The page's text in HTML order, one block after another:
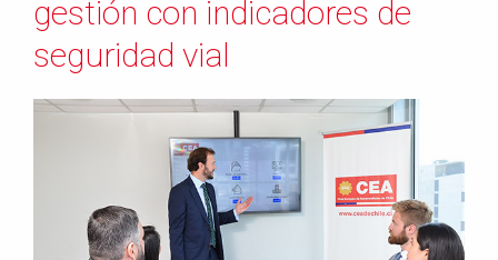
gestión con indicadores de
seguridad vial